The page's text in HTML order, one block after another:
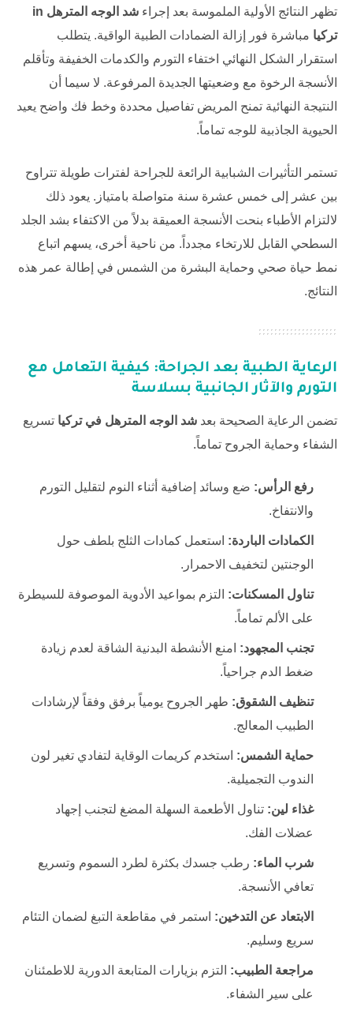
تظهر النتائج الأولية الملموسة بعد إجراء
شد الوجه المترهل in
تركيا مباشرة فور إزالة الضمادات الطبية الواقية. يتطلب
استقرار الشكل النهائي اختفاء التورم والكدمات الخفيفة وتأقلم
الأنسجة الرخوة مع وضعيتها الجديدة المرفوعة. لا سيما أن
النتيجة النهائية تمنح المريض تفاصيل محددة وخط فك واضح يعيد
الحيوية الجاذبية للوجه تماماً.
تستمر التأثيرات الشبابية الرائعة للجراحة لفترات طويلة تتراوح
بين عشر إلى خمس عشرة سنة متواصلة بامتياز. يعود ذلك
لالتزام الأطباء بنحت الأنسجة العميقة بدلاً من الاكتفاء بشد الجلد
السطحي القابل للارتخاء مجدداً. من ناحية أخرى، يسهم اتباع
نمط حياة صحي وحماية البشرة من الشمس في إطالة عمر هذه
النتائج.
الرعاية الطبية بعد الجراحة: كيفية التعامل مع
التورم والآثار الجانبية بسلاسة
تضمن الرعاية الصحيحة بعد شد الوجه المترهل في تركيا تسريع
الشفاء وحماية الجروح تماماً.
رفع الرأس: ضع وسائد إضافية أثناء النوم لتقليل التورم
والانتفاخ.
الكمادات الباردة: استعمل كمادات الثلج بلطف حول
الوجنتين لتخفيف الاحمرار.
تناول المسكنات: التزم بمواعيد الأدوية الموصوفة للسيطرة
على الألم تماماً.
تجنب المجهود: امنع الأنشطة البدنية الشاقة لعدم زيادة
ضغط الدم جراحياً.
تنظيف الشقوق: طهر الجروح يومياً برفق وفقاً لإرشادات
الطبيب المعالج.
حماية الشمس: استخدم كريمات الوقاية لتفادي تغير لون
الندوب التجميلية.
غذاء لين: تناول الأطعمة السهلة المضغ لتجنب إجهاد
عضلات الفك.
شرب الماء: رطب جسدك بكثرة لطرد السموم وتسريع
تعافي الأنسجة.
الابتعاد عن التدخين: استمر في مقاطعة التبغ لضمان التئام
سريع وسليم.
مراجعة الطبيب: التزم بزيارات المتابعة الدورية للاطمئنان
على سير الشفاء.